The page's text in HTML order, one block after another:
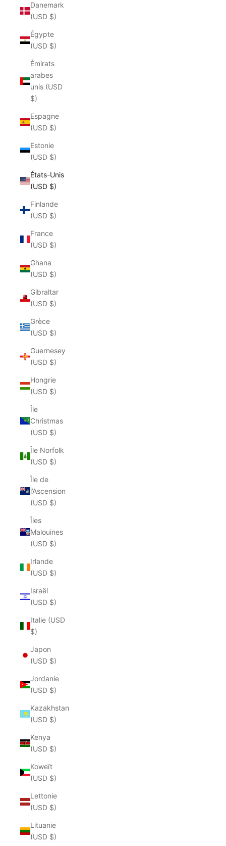
Danemark
(USD $)
Égypte
(USD $)
Émirats
arabes
unis (USD
$)
Espagne
(USD $)
Estonie
(USD $)
États-Unis
(USD $)
Finlande
(USD $)
France
(USD $)
Ghana
(USD $)
Gibraltar
(USD $)
Grèce
(USD $)
Guernesey
(USD $)
Hongrie
(USD $)
Île
Christmas
(USD $)
Île Norfolk
(USD $)
Île de
l’Ascension
(USD $)
Îles
Malouines
(USD $)
Irlande
(USD $)
Israël
(USD $)
Italie (USD
$)
Japon
(USD $)
Jordanie
(USD $)
Kazakhstan
(USD $)
Kenya
(USD $)
Koweït
(USD $)
Lettonie
(USD $)
Lituanie
(USD $)